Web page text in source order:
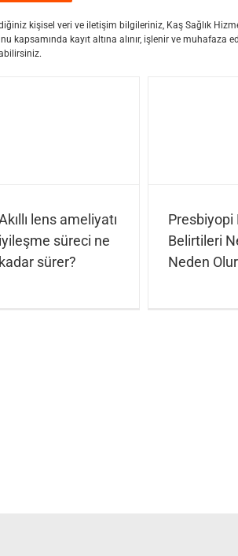
kişisel veri ve iletişim bilgileriniz, Kaş Sağlık
kapsamında kayıt altına alınır, işlenir ve muhafaza
lens ameliyatı
iyileşme süreci ne
kadar sürer?
Presbiyopi
Belirtileri
Neden